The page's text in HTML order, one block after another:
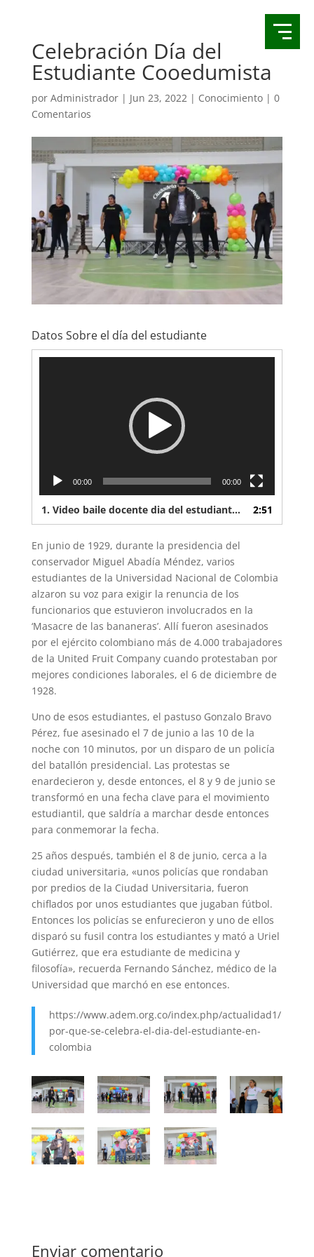
Celebración Día del
Estudiante Cooedumista
por Administrador| Jun 23, 2022| Conocimiento| 0
Comentarios
Datos Sobre el día del estudiante
00:00 00:00
1. Video baile docente dia del estudiante 2022 2:51
En junio de 1929, durante la presidencia del
conservador Miguel Abadía Méndez, varios
estudiantes de la Universidad Nacional de Colombia
alzaron su voz para exigir la renuncia de los
funcionarios que estuvieron involucrados en la
‘Masacre de las bananeras’. Allí fueron asesinados
por el ejército colombiano más de 4.000 trabajadores
de la United Fruit Company cuando protestaban por
mejores condiciones laborales, el 6 de diciembre de
1928.
Uno de esos estudiantes, el pastuso Gonzalo Bravo
Pérez, fue asesinado el 7 de junio a las 10 de la
noche con 10 minutos, por un disparo de un policía
del batallón presidencial. Las protestas se
enardecieron y, desde entonces, el 8 y 9 de junio se
transformó en una fecha clave para el movimiento
estudiantil, que saldría a marchar desde entonces
para conmemorar la fecha.
25 años después, también el 8 de junio, cerca a la
ciudad universitaria, «unos policías que rondaban
por predios de la Ciudad Universitaria, fueron
chiflados por unos estudiantes que jugaban fútbol.
Entonces los policías se enfurecieron y uno de ellos
disparó su fusil contra los estudiantes y mató a Uriel
Gutiérrez, que era estudiante de medicina y
filosofía», recuerda Fernando Sánchez, médico de la
Universidad que marchó en ese entonces.
https://www.adem.org.co/index.php/actualidad1/
por-que-se-celebra-el-dia-del-estudiante-en-
colombia
Enviar comentario